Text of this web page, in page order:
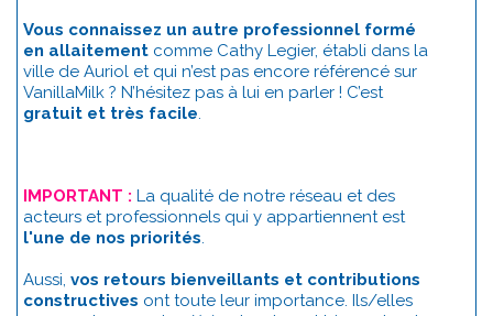
Vous connaissez un autre professionnel formé
en allaitement comme Cathy Legier, établi dans la
ville de Auriol et qui n’est pas encore référencé sur
VanillaMilk ? N’hésitez pas à lui en parler ! C’est
gratuit et très facile.
IMPORTANT : La qualité de notre réseau et des
acteurs et professionnels qui y appartiennent est
l'une de nos priorités.
Aussi,vos retours bienveillants et contributions
constructives ont toute leur importance. Ils/elles